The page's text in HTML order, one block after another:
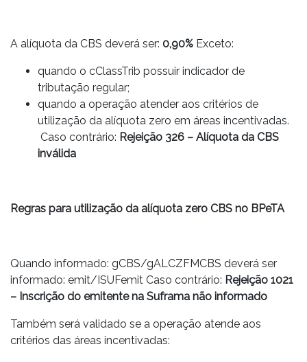
A alíquota da CBS deverá ser: 0,90% Exceto:
quando o cClassTrib possuir indicador de
tributação regular;
quando a operação atender aos critérios de
utilização da alíquota zero em áreas incentivadas.
Caso contrário: Rejeição 326 – Alíquota da CBS
inválida
Regras para utilização da alíquota zero CBS no BPeTA
Quando informado: gCBS/gALCZFMCBS deverá ser
informado: emit/ISUFemit Caso contrário: Rejeição 1021
– Inscrição do emitente na Suframa não informado
Também será validado se a operação atende aos
critérios das áreas incentivadas: